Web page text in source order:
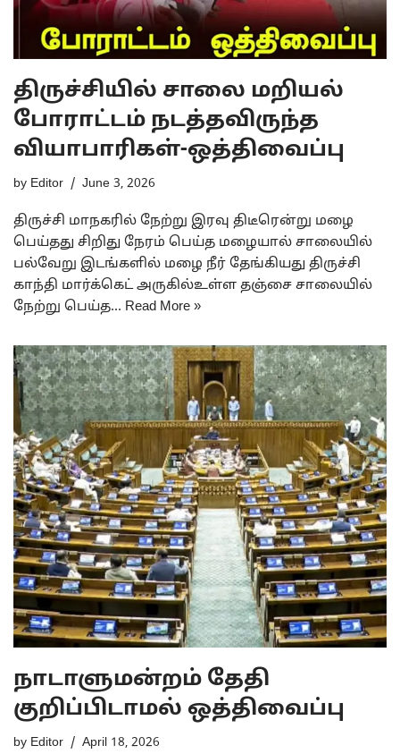
திருச்சியில் சாலை மறியல்
போராட்டம் நடத்தவிருந்த
வியாபாரிகள்-ஒத்திவைப்பு
by Editor June 3, 2026
திருச்சி மாநகரில் நேற்று இரவு திடீரென்று மழை
பெய்தது சிறிது நேரம் பெய்த மழையால் சாலையில்
பல்வேறு இடங்களில் மழை நீர் தேங்கியது திருச்சி
காந்தி மார்க்கெட் அருகில்உள்ள தஞ்சை சாலையில்
நேற்று பெய்த… Read More »
நாடாளுமன்றம் தேதி
குறிப்பிடாமல் ஒத்திவைப்பு
by Editor April 18, 2026